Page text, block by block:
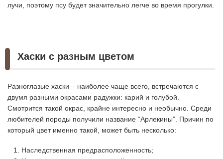
лучи, поэтому псу будет значительно легче во время прогулки.
Хаски с разным цветом
Разноглазые хаски – наиболее чаще всего, встречаются с
двумя разными окрасами радужки: карий и голубой.
Смотрится такой окрас, крайне интересно и необычно. Среди
любителей породы получили название “Арлекины”. Причин по
который цвет именно такой, может быть несколько:
Наследственная предрасположенность;